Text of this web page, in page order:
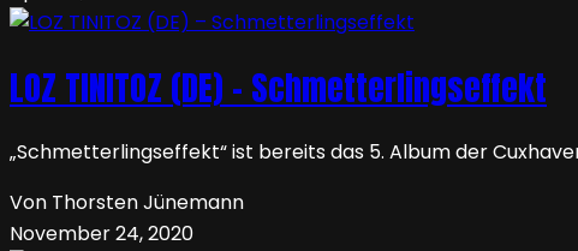
LOZ TINITOZ (DE) – Schmetterlingseffekt
„Schmetterlingseffekt“ ist bereits das 5. Album der
Von Thorsten Jünemann
November 24, 2020